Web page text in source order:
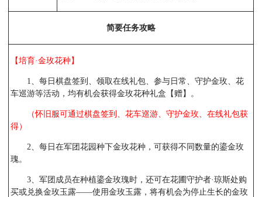
简要任务攻略
【培育·金玫花种】
1、每日棋盘签到、领取在线礼包、参与日常、守护金玫、花
车巡游等活动，均有机会获得金玫花种礼盒【赠】。
（怀旧服可通过棋盘签到、花车巡游、守护金玫、在线礼包获
得）
2、每日在军团花园种下金玫花种，可获得不同数量的鎏金玫
瑰。
3、军团成员在种植鎏金玫瑰时，还可在花圃守护者·琼斯处购
买或兑换金玫玉露——使用金玫玉露，将有机会为停止生长的金玫